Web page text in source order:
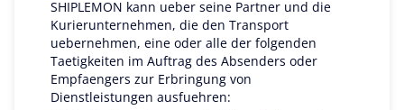
SHIPLEMON kann ueber seine Partner und die
Kurierunternehmen, die den Transport
uebernehmen, eine oder alle der folgenden
Taetigkeiten im Auftrag des Absenders oder
Empfaengers zur Erbringung von
Dienstleistungen ausfuehren: